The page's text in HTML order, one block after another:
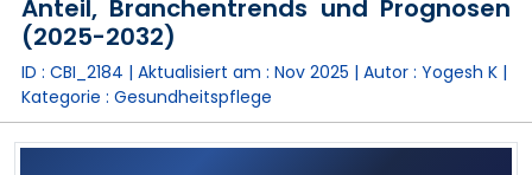
Finanzdienstleistungen und Versicherungen
• Konsumgüter
• Fallstudien
Anteil, Branchentrends und Prognosen
(2025-2032)
ID : CBI_2184 | Aktualisiert am : Nov 2025 | Autor : Yogesh K|
Kategorie : Gesundheitspflege